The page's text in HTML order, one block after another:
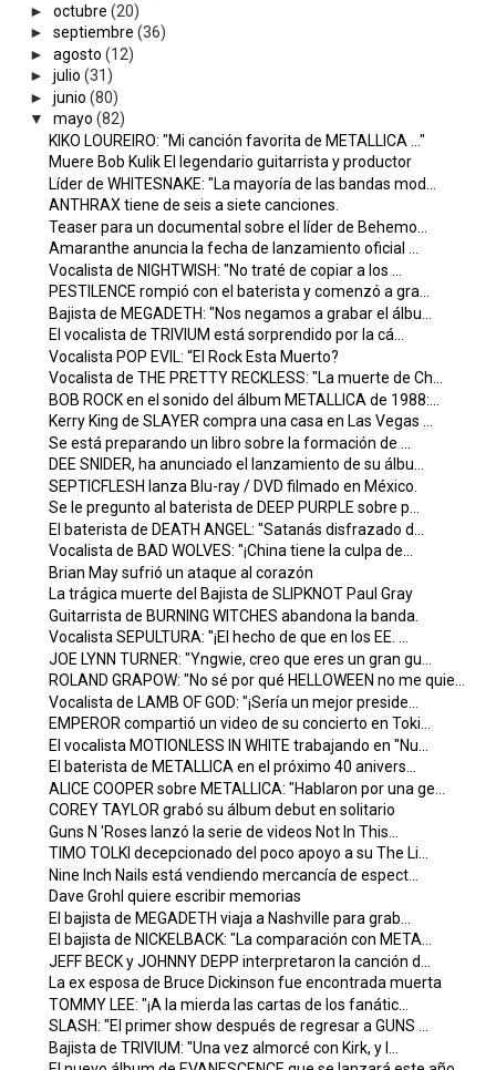
► octubre (20)
► septiembre (36)
► agosto (12)
► julio (31)
► junio (80)
▼
mayo (82)
KIKO LOUREIRO: "Mi canción favorita de METALLICA ..."
Muere Bob Kulik El legendario guitarrista y productor
Líder de WHITESNAKE: "La mayoría de las bandas mod...
ANTHRAX tiene de seis a siete canciones.
Teaser para un documental sobre el líder de Behemo...
Amaranthe anuncia la fecha de lanzamiento oficial ...
Vocalista de NIGHTWISH: "No traté de copiar a los ...
PESTILENCE rompió con el baterista y comenzó a gra...
Bajista de MEGADETH: "Nos negamos a grabar el álbu...
El vocalista de TRIVIUM está sorprendido por la cá...
Vocalista POP EVIL: “El Rock Esta Muerto?
Vocalista de THE PRETTY RECKLESS: "La muerte de Ch...
BOB ROCK en el sonido del álbum METALLICA de 1988:...
Kerry King de SLAYER compra una casa en Las Vegas ...
Se está preparando un libro sobre la formación de ...
DEE SNIDER, ha anunciado el lanzamiento de su álbu...
SEPTICFLESH lanza Blu-ray / DVD filmado en México.
Se le pregunto al baterista de DEEP PURPLE sobre p...
El baterista de DEATH ANGEL: "Satanás disfrazado d...
Vocalista de BAD WOLVES: "¡China tiene la culpa de...
Brian May sufrió un ataque al corazón
La trágica muerte del Bajista de SLIPKNOT Paul Gray
Guitarrista de BURNING WITCHES abandona la banda.
Vocalista SEPULTURA: "¡El hecho de que en los EE. ...
JOE LYNN TURNER: "Yngwie, creo que eres un gran gu...
ROLAND GRAPOW: "No sé por qué HELLOWEEN no me quie...
Vocalista de LAMB OF GOD: "¡Sería un mejor preside...
EMPEROR compartió un video de su concierto en Toki...
El vocalista MOTIONLESS IN WHITE trabajando en "Nu...
El baterista de METALLICA en el próximo 40 anivers...
ALICE COOPER sobre METALLICA: "Hablaron por una ge...
COREY TAYLOR grabó su álbum debut en solitario
Guns N 'Roses lanzó la serie de videos Not In This...
TIMO TOLKI decepcionado del poco apoyo a su The Li...
Nine Inch Nails está vendiendo mercancía de espect...
Dave Grohl quiere escribir memorias
El bajista de MEGADETH viaja a Nashville para grab...
El bajista de NICKELBACK: "La comparación con META...
JEFF BECK y JOHNNY DEPP interpretaron la canción d...
La ex esposa de Bruce Dickinson fue encontrada muerta
TOMMY LEE: "¡A la mierda las cartas de los fanátic...
SLASH: "El primer show después de regresar a GUNS ...
Bajista de TRIVIUM: "Una vez almorcé con Kirk, y l...